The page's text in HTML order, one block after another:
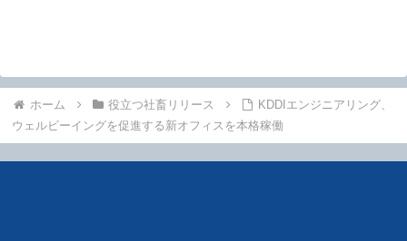
ホーム 役立つ社畜リリース
KDDIエンジニアリング、
ウェルビーイングを促進する新オフィスを本格稼働